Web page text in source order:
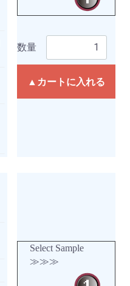
数量
▲カートに入れる
Select Sample
≫≫≫